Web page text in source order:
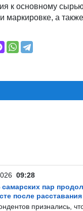
к основному
маркировке, а
09:28
самарских пар
после расставания
признались,